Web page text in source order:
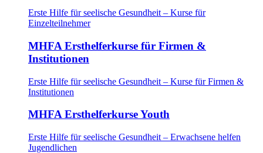
Erste Hilfe für seelische Gesundheit – Kurse für
Einzelteilnehmer
MHFA Ersthelferkurse für Firmen &
Institutionen
Erste Hilfe für seelische Gesundheit – Kurse für Firmen &
Institutionen
MHFA Ersthelferkurse Youth
Erste Hilfe für seelische Gesundheit – Erwachsene helfen
Jugendlichen